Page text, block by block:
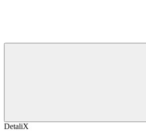
DetaliX